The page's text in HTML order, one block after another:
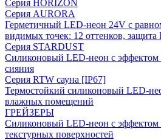
Серия HORIZON
Серия AURORA
Герметичный LED-неон 24V с
видимых точек: 12 оттенков, защита
Серия STARDUST
Силиконовый LED-неон с эффектом
сияния
Серия RTW сауна [IP67]
Термостойкий силиконовый LED-
влажных помещений
ГРЕЙЗЕРЫ
Силиконовый LED-неон с эффектом
текстурных поверхностей